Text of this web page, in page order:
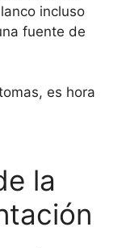
incluso
fuente de
es hora
la